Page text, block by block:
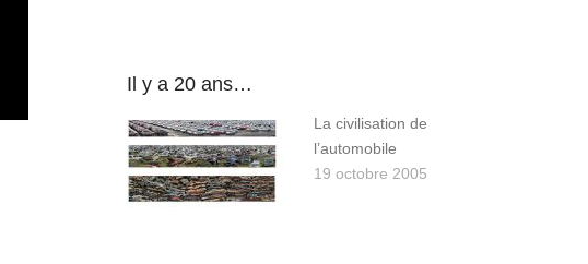
Il y a 20 ans…
La civilisation de
l’automobile
19 octobre 2005